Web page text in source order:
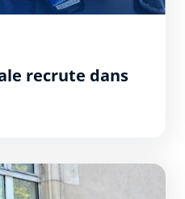
recrute dans
aux Hauts de